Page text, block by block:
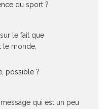
du sport ?
le fait que
le monde,
possible ?
qui est un peu